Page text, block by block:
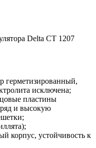
герметизированный,
исключена;
пластины
и высокую
корпус, устойчивость к